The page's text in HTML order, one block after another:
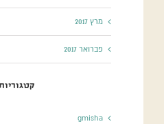
מרץ 2017
פברואר 2017
gmisha